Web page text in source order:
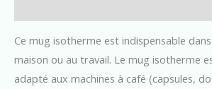
Ce mug isotherme est indispensable
maison ou au travail. Le mug isotherme
adapté aux machines à café (capsules,